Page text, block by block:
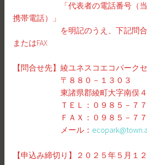
「代表者の電話番号（当日
携帯電話）」
を明記のうえ、下記問合せ
またはFAX
【問合せ先】綾ユネスコエコパーク
〒８８０－１３０３
東諸県郡綾町大字南俣４
ＴＥＬ：０９８５－７７－
ＦＡＸ：０９８５－７７－
メール：
【申込み締切り】２０２５年５月１２